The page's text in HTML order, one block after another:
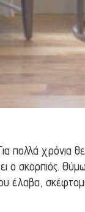
Για πολλά
σκορπιός.
έλαβα,